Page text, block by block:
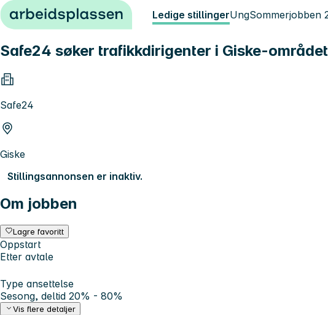
Hopp til innhold Ledige stillingerUngSommerjobben
Safe24 søker trafikkdirigenter i Giske-området
Safe24
Giske
Stillingsannonsen er inaktiv.
Om jobben
Lagre favoritt
Oppstart
Etter avtale
Type ansettelse
Sesong, deltid 20% - 80%
Vis flere detaljer